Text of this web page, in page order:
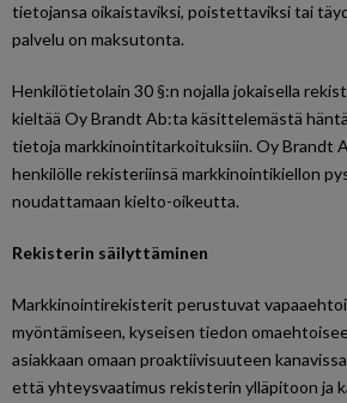
tietojansa oikaistaviksi, poistettaviksi tai
palvelu on maksutonta.
Henkilötietolain 30 §:n nojalla jokaisella
kieltää Oy Brandt Ab:ta käsittelemästä
tietoja markkinointitarkoituksiin. Oy Brandt
henkilölle rekisteriinsä markkinointikiellon
noudattamaan kielto-oikeutta.
Rekisterin säilyttäminen
Markkinointirekisterit perustuvat
myöntämiseen, kyseisen tiedon
asiakkaan omaan proaktiivisuuteen
että yhteysvaatimus rekisterin ylläpitoon ja